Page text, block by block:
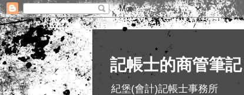
記帳士的商管筆
紀堡(會計)記帳士事務所